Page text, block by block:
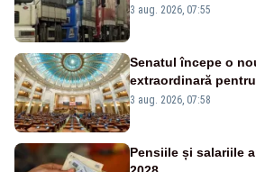
este interzisă luni,
3 aug. 2026, 07:55
Senatul începe o
extraordinară
jaloane din PNRR
3 aug. 2026, 07:58
Pensiile și salariile